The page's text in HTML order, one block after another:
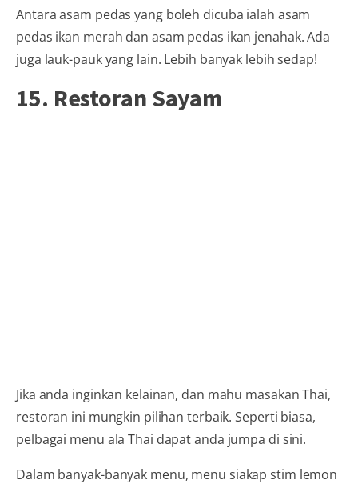
Antara asam pedas yang boleh dicuba ialah asam
pedas ikan merah dan asam pedas ikan jenahak. Ada
juga lauk-pauk yang lain. Lebih banyak lebih sedap!
15. Restoran Sayam
Jika anda inginkan kelainan, dan mahu masakan Thai,
restoran ini mungkin pilihan terbaik. Seperti biasa,
pelbagai menu ala Thai dapat anda jumpa di sini.
Dalam banyak-banyak menu, menu siakap stim lemon